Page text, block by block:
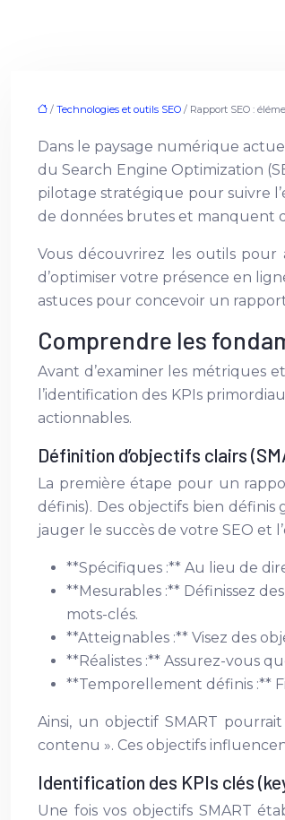
/ Technologies et outils SEO / Rapport SEO :
Dans le paysage numérique
du Search Engine Optimization
pilotage stratégique pour suivre
de données brutes et manquent
Vous découvrirez les outils pour
d’optimiser votre présence en
astuces pour concevoir un
Comprendre les
Avant d’examiner les métriques
l’identification des KPIs
actionnables.
Définition d’objectifs clairs
La première étape pour un
définis). Des objectifs bien
jauger le succès de votre SEO et
**Spécifiques :** Au lieu de
**Mesurables :** Définissez
mots-clés.
**Atteignables :** Visez des
**Réalistes :** Assurez-vous
**Temporellement définis :**
Ainsi, un objectif SMART
contenu ». Ces objectifs
Identification des KPIs clés
Une fois vos objectifs SMART